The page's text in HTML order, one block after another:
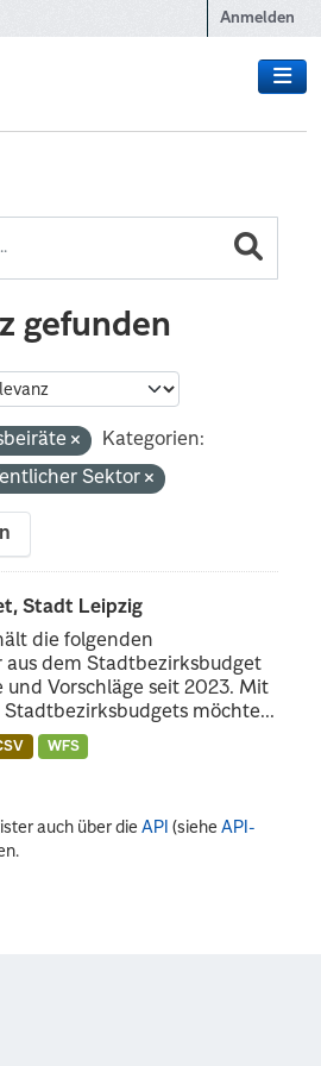
Anmelden
gefunden
Kategorien:
Sektor
Stadt Leipzig
die folgenden
aus dem Stadtbezirksbudget
Vorschläge seit 2023. Mit
möchte...
WFS
auch über dieAPI (sieheAPI-